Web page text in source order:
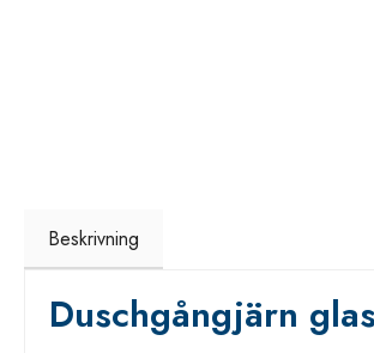
Beskrivning
Duschgångjärn